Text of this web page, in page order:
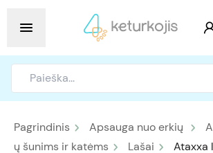
Pagrindinis Apsauga nuo erkių
ų šunims ir katėms
Lašai
Ataxxa